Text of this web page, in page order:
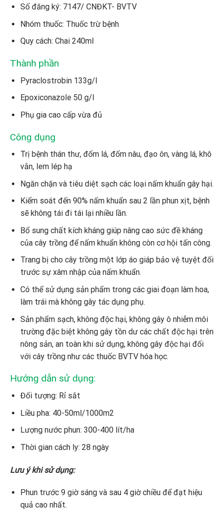
Số đăng ký: 7147/ CNĐKT- BVTV
Nhóm thuốc: Thuốc trừ bệnh
Quy cách: Chai 240ml
Thành phần
Pyraclostrobin 133g/l
Epoxiconazole 50 g/l
Phụ gia cao cấp vừa đủ
Công dụng
Trị bệnh thán thư, đốm lá, đốm nâu, đạo ôn, vàng lá, khô
vằn, lem lép hạ
Ngăn chặn và tiêu diệt sạch các loại nấm khuẩn gây hại.
Kiểm soát đến 90% nấm khuẩn sau 2 lần phun xịt, bệnh
sẽ không tái đi tái lại nhiều lần.
Bổ sung chất kích kháng giúp nâng cao sức đề kháng
của cây trồng để nấm khuẩn không còn cơ hội tấn công.
Trang bị cho cây trồng một lớp áo giáp bảo vệ tuyệt đối
trước sự xâm nhập của nấm khuẩn.
Có thể sử dụng sản phẩm trong các giai đoạn làm hoa,
làm trái mà không gây tác dụng phụ.
Sản phẩm sạch, không độc hại, không gây ô nhiễm môi
trường đặc biệt không gây tồn dư các chất độc hại trên
nông sản, an toàn khi sử dụng, không gây độc hại đối
với cây trồng như các thuốc BVTV hóa học.
Hướng dẫn sử dụng:
Đối tượng: Rỉ sắt
Liều pha: 40-50ml/1000m2
Lượng nước phun: 300-400 lít/ha
Thời gian cách ly: 28 ngày
Lưu ý khi sử dụng:
Phun trước 9 giờ sáng và sau 4 giờ chiều để đạt hiệu
quả cao nhất.